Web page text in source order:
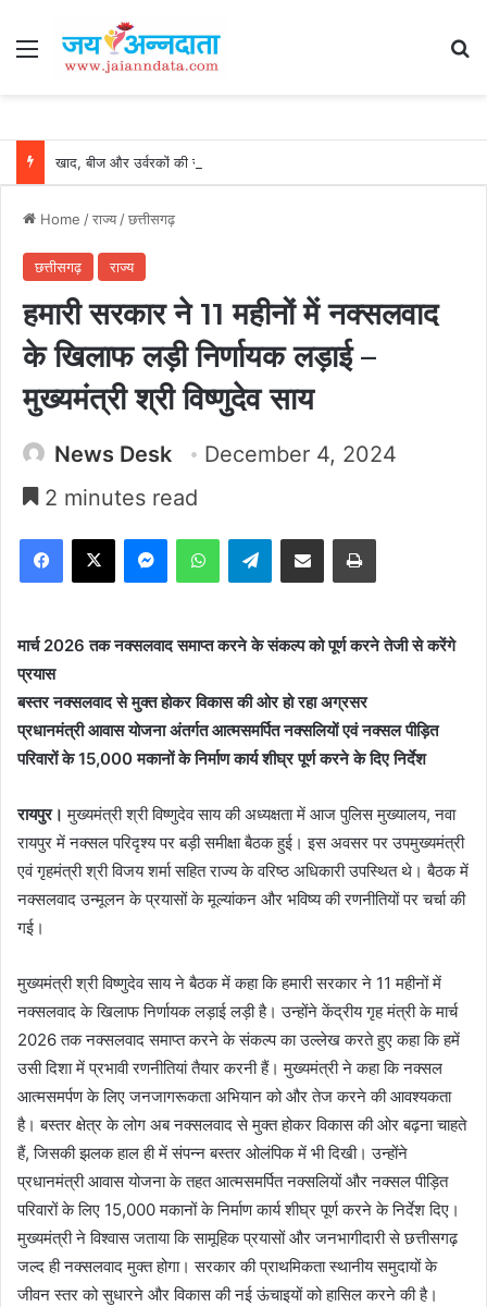
Menu
Home /राज्य/छत्तीसगढ़
छत्तीसगढ़ राज्य
हमारी सरकार ने 11 महीनों में नक्सलवाद
के खिलाफ लड़ी निर्णायक लड़ाई –
मुख्यमंत्री श्री विष्णुदेव साय
News Desk
December 4, 2024
2 minutes read
Facebook
X MessengerWhatsAppTelegramShare via Email Print
मार्च 2026 तक नक्सलवाद समाप्त करने के संकल्प को पूर्ण करने तेजी से करेंगे
प्रयास
बस्तर नक्सलवाद से मुक्त होकर विकास की ओर हो रहा अग्रसर
प्रधानमंत्री आवास योजना अंतर्गत आत्मसमर्पित नक्सलियों एवं नक्सल पीड़ित
परिवारों के 15,000 मकानों के निर्माण कार्य शीघ्र पूर्ण करने के दिए निर्देश
रायपुर। मुख्यमंत्री श्री विष्णुदेव साय की अध्यक्षता में आज पुलिस मुख्यालय, नवा
रायपुर में नक्सल परिदृश्य पर बड़ी समीक्षा बैठक हुई। इस अवसर पर उपमुख्यमंत्री
एवं गृहमंत्री श्री विजय शर्मा सहित राज्य के वरिष्ठ अधिकारी उपस्थित थे। बैठक में
नक्सलवाद उन्मूलन के प्रयासों के मूल्यांकन और भविष्य की रणनीतियों पर चर्चा की
गई।
मुख्यमंत्री श्री विष्णुदेव साय ने बैठक में कहा कि हमारी सरकार ने 11 महीनों में
नक्सलवाद के खिलाफ निर्णायक लड़ाई लड़ी है। उन्होंने केंद्रीय गृह मंत्री के मार्च
2026 तक नक्सलवाद समाप्त करने के संकल्प का उल्लेख करते हुए कहा कि हमें
उसी दिशा में प्रभावी रणनीतियां तैयार करनी हैं। मुख्यमंत्री ने कहा कि नक्सल
आत्मसमर्पण के लिए जनजागरूकता अभियान को और तेज करने की आवश्यकता
है। बस्तर क्षेत्र के लोग अब नक्सलवाद से मुक्त होकर विकास की ओर बढ़ना चाहते
हैं, जिसकी झलक हाल ही में संपन्न बस्तर ओलंपिक में भी दिखी। उन्होंने
प्रधानमंत्री आवास योजना के तहत आत्मसमर्पित नक्सलियों और नक्सल पीड़ित
परिवारों के लिए 15,000 मकानों के निर्माण कार्य शीघ्र पूर्ण करने के निर्देश दिए।
मुख्यमंत्री ने विश्वास जताया कि सामूहिक प्रयासों और जनभागीदारी से छत्तीसगढ़
जल्द ही नक्सलवाद मुक्त होगा। सरकार की प्राथमिकता स्थानीय समुदायों के
जीवन स्तर को सुधारने और विकास की नई ऊंचाइयों को हासिल करने की है।